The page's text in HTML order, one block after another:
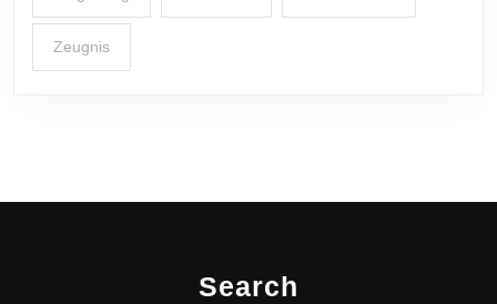
Zeugnis
Search